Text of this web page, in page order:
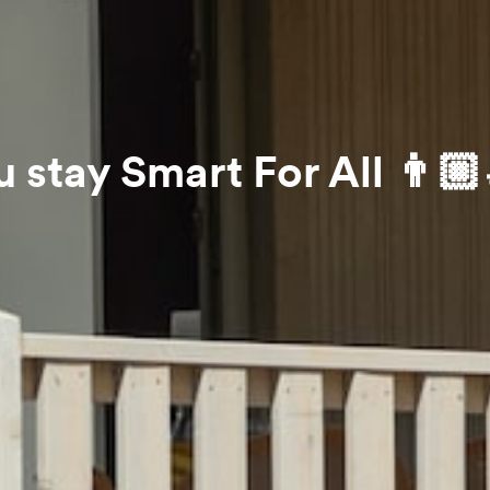
stay Smart For All